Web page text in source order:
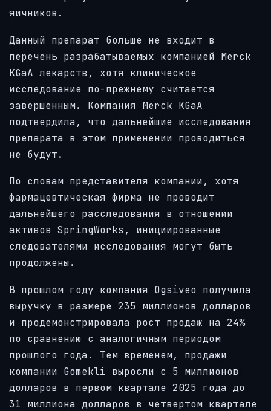
яичников.
Данный препарат больше не входит в
перечень разрабатываемых компанией Merck
KGaA лекарств, хотя клиническое
исследование по-прежнему считается
завершенным. Компания Merck KGaA
подтвердила, что дальнейшие исследования
препарата в этом применении проводиться
не будут.
По словам представителя компании, хотя
фармацевтическая фирма не проводит
дальнейшего расследования в отношении
активов SpringWorks, инициированные
следователями исследования могут быть
продолжены.
В прошлом году компания Ogsiveo получила
выручку в размере 235 миллионов долларов
и продемонстрировала рост продаж на 24%
по сравнению с аналогичным периодом
прошлого года. Тем временем, продажи
компании Gomekli выросли с 5 миллионов
долларов в первом квартале 2025 года до
31 миллиона долларов в четвертом квартале